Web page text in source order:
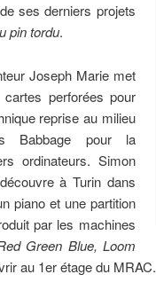
ses derniers projets
pin tordu.
Joseph Marie met
perforées pour
reprise au milieu
Babbage pour la
ordinateurs. Simon
à Turin dans
piano et une partition
par les machines
Green Blue, Loom
au 1er étage du MRAC.